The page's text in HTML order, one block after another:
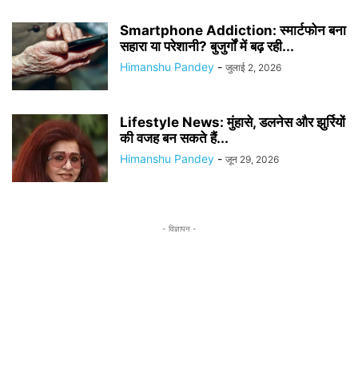
Smartphone Addiction: स्मार्टफोन बना
सहारा या परेशानी? बुजुर्गों में बढ़ रही...
Himanshu Pandey - जुलाई 2, 2026
Lifestyle News: मुंहासे, डलनेस और झुर्रियों
की वजह बन सकते हैं...
Himanshu Pandey - जून 29, 2026
- विज्ञापन -